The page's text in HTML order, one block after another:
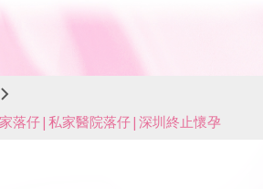
落仔|私家醫院落仔|深圳終止懷孕